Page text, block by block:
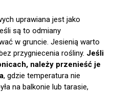
uprawiana jest jako
są to odmiany
w gruncie. Jesienią warto
przygniecenia rośliny. Jeśli
należy przenieść je
, gdzie temperatura nie
na balkonie lub tarasie,